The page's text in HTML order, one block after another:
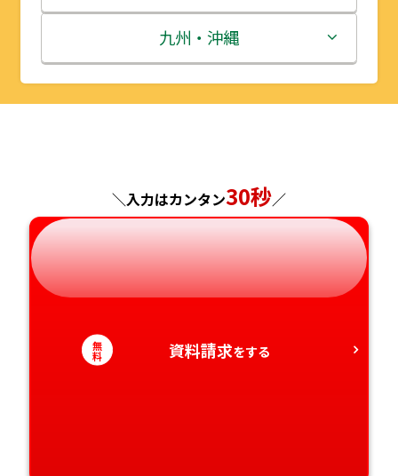
秋田県
山形県
埼玉県
千葉県
石川県
福井県
岐阜県
静岡県
滋賀県
京都府
奈良県
和歌山県
鳥取県
島根県
山口県
徳島県
九州・沖縄
福岡県
熊本県
大分県
＼入力はカンタン30秒／
無
料 資料請求をする